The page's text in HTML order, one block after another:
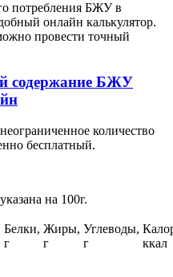
потребления БЖУ в
онлайн калькулятор.
провести точный
содержание БЖУ
количество
бесплатный.
на 100г.
Белки,
г
Жиры,
г
Углеводы,
г
ккал